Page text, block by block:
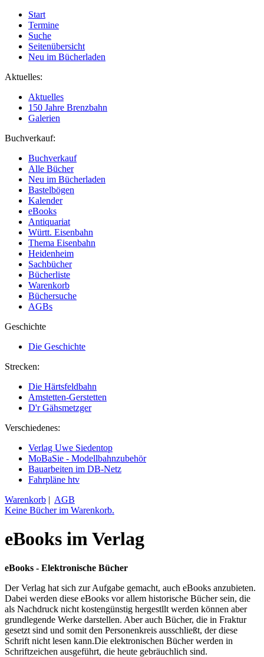
Start
Termine
Suche
Seitenübersicht
Neu im Bücherladen
Aktuelles:
Aktuelles
150 Jahre Brenzbahn
Galerien
Buchverkauf:
Buchverkauf
Alle Bücher
Neu im Bücherladen
Bastelbögen
Kalender
eBooks
Antiquariat
Württ. Eisenbahn
Thema Eisenbahn
Heidenheim
Sachbücher
Bücherliste
Warenkorb
Büchersuche
AGBs
Geschichte
Die Geschichte
Strecken:
Die Härtsfeldbahn
Amstetten-Gerstetten
D'r Gähsmetzger
Verschiedenes:
Verlag Uwe Siedentop
MoBaSie - Modellbahnzubehör
Bauarbeiten im DB-Netz
Fahrpläne htv
Warenkorb | AGB
Keine Bücher im Warenkorb.
eBooks im Verlag
eBooks - Elektronische Bücher
Der Verlag hat sich zur Aufgabe gemacht, auch eBooks anzubieten.
Dabei werden diese eBooks vor allem historische Bücher sein, die
als Nachdruck nicht kostengünstig hergestllt werden können aber
grundlegende Werke darstellen. Aber auch Bücher, die in Fraktur
gesetzt sind und somit den Personenkreis ausschließt, der diese
Schrift nicht lesen kann.Die elektronischen Bücher werden in
Schriftzeichen ausgeführt, die heute gebräuchlich sind.